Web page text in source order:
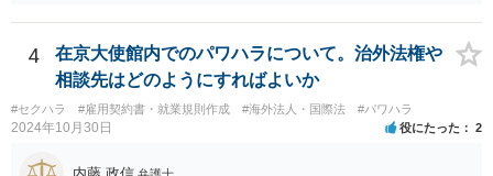
には上記の裁判例のように、貴社に返金義務は無いと判断される可能
性が高いと思われます。）。 指輪代金について: 前述の通り、男性会
員と女性会員との間の個人間の贈与であり、貴社に法的な返金義務は
ないことを、法的根拠と共に冷静に主張する。 「刑事訴訟」との主張
に対して: 本件は、契約の履行や返金を巡る民事上の紛争であり、貴社
に当初から金銭を騙し取る意図（詐欺罪の構成要件である欺罔行為）
があったとは考えにくく、刑事事件として立件される可能性は極めて
というのは無責任というほかないでしょう。 事業承継については，相
続税や贈与税を猶予する特別法な，遺留分について株式価格を遺留分
算定基礎額から控除したり価額を相続時でなく承継時に固定したりす
ることのできる特別法が定められています。 買い取る以外の方法につ
いても，株式保有割合や状況によるので，具体的に弁護士に相談され
ることをお勧めします。
4
在京大使館内でのパワハラについて。治外法権や
相談先はどのようにすればよいか
#セクハラ #雇用契約書・就業規則作成 #海外法人・国際法 #パワハラ
2024年10月30日 役にたった 2
内藤 政信 弁護士